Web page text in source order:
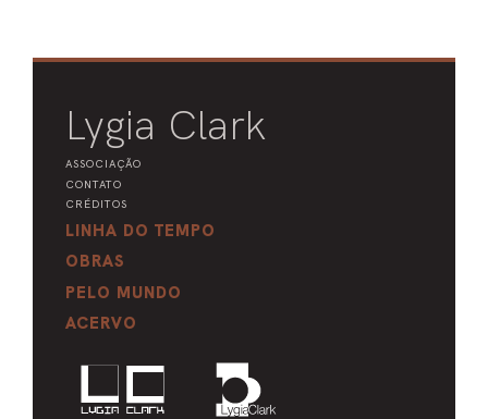
Lygia Clark
ASSOCIAÇÃO
CONTATO
CRÉDITOS
LINHA DO TEMPO
OBRAS
PELO MUNDO
ACERVO